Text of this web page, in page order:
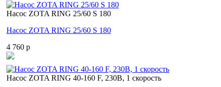
Насос ZOTA RING 25/60 S 180
Насос ZOTA RING 25/60 S 180
4 760 p
Насос ZOTA RING 40-160 F, 230В, 1 скорость